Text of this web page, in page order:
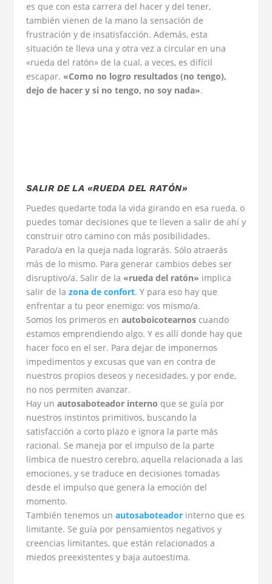
es que con esta carrera del hacer y del tener,
también vienen de la mano la sensación de
frustración y de insatisfacción. Además, esta
situación te lleva una y otra vez a circular en una
«rueda del ratón» de la cual, a veces, es difícil
escapar. «Como no logro resultados (no tengo),
dejo de hacer y si no tengo, no soy nada».
SALIR DE LA «RUEDA DEL RATÓN»
Puedes quedarte toda la vida girando en esa rueda, o
puedes tomar decisiones que te lleven a salir de ahí y
construir otro camino con más posibilidades.
Parado/a en la queja nada lograrás. Sólo atraerás
más de lo mismo. Para generar cambios debes ser
disruptivo/a. Salir de la «rueda del ratón» implica
salir de la zona de confort. Y para eso hay que
enfrentar a tu peor enemigo: vos mismo/a.
Somos los primeros en autoboicotearnoscuando
estamos emprendiendo algo. Y es allí donde hay que
hacer foco en el ser. Para dejar de imponernos
impedimentos y excusas que van en contra de
nuestros propios deseos y necesidades, y por ende,
no nos permiten avanzar.
Hay un autosaboteador interno que se guía por
nuestros instintos primitivos, buscando la
satisfacción a corto plazo e ignora la parte más
racional. Se maneja por el impulso de la parte
límbica de nuestro cerebro, aquella relacionada a las
emociones, y se traduce en decisiones tomadas
desde el impulso que genera la emoción del
momento.
También tenemos un autosaboteadorinterno que es
limitante. Se guía por pensamientos negativos y
creencias limitantes, que están relacionados a
miedos preexistentes y baja autoestima.